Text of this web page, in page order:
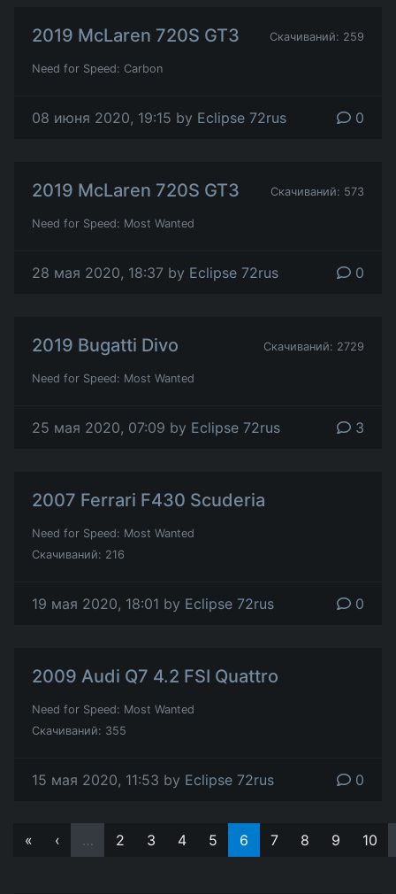
2019 McLaren 720S GT3
Need for Speed: Carbon
Скачиваний: 259
08 июня 2020, 19:15 by Eclipse 72rus 0
2019 McLaren 720S GT3
Need for Speed: Most Wanted
Скачиваний: 573
28 мая 2020, 18:37 by Eclipse 72rus 0
2019 Bugatti Divo
Need for Speed: Most Wanted
Скачиваний: 2729
25 мая 2020, 07:09 by Eclipse 72rus 3
2007 Ferrari F430 Scuderia
Need for Speed: Most Wanted
Скачиваний: 216
19 мая 2020, 18:01 by Eclipse 72rus 0
2009 Audi Q7 4.2 FSI Quattro
Need for Speed: Most Wanted
Скачиваний: 355
15 мая 2020, 11:53 by Eclipse 72rus 0
« ‹ … 2 3 4 5 6 7 8 9 10